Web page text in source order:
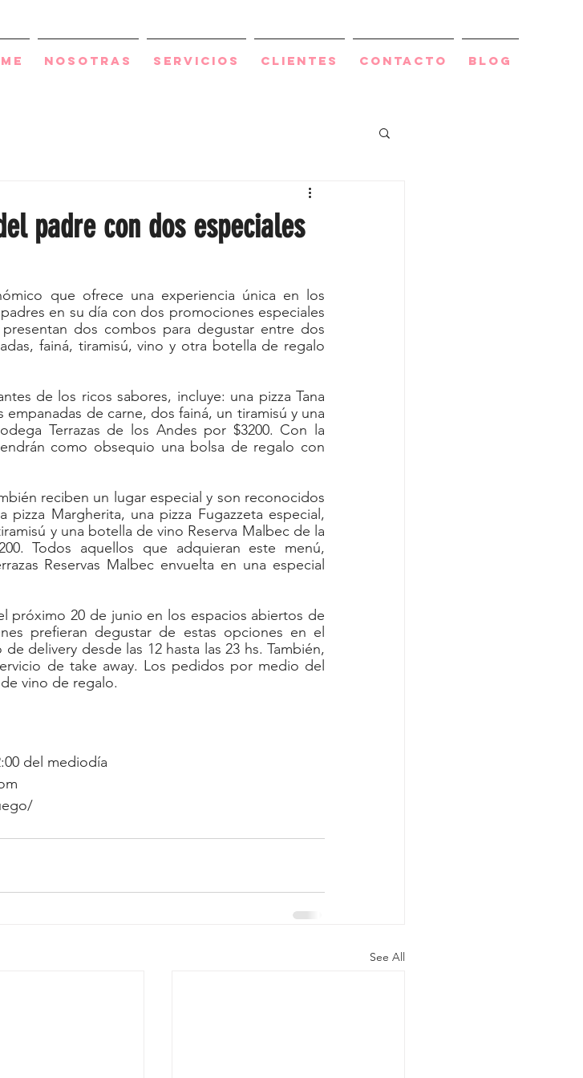
Nosotras Servicios Clientes Contacto BLOG
padre con dos especiales
que ofrece una experiencia única en los
en su día con dos promociones especiales
dos combos para degustar entre dos
fainá, tiramisú, vino y otra botella de regalo
de los ricos sabores, incluye: una pizza Tana
de carne, dos fainá, un tiramisú y una
Terrazas de los Andes por $3200. Con la
como obsequio una bolsa de regalo con
reciben un lugar especial y son reconocidos
Margherita, una pizza Fugazzeta especial,
y una botella de vino Reserva Malbec de la
Todos aquellos que adquieran este menú,
Reservas Malbec envuelta en una especial
próximo 20 de junio en los espacios abiertos de
prefieran degustar de estas opciones en el
delivery desde las 12 hasta las 23 hs. También,
de take away. Los pedidos por medio del
vino de regalo.
del mediodía
See All